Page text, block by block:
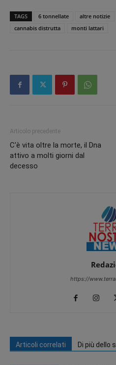
TAGS 6 tonnellate altre notizie
cannabis distrutta
monti lattari
Articolo precedente
C'è vita oltre la morte, il Dna
attivo a molti giorni dal
decesso
https://
Articoli correlati Di più dello